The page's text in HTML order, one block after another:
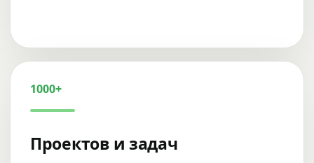
1000+
Проектов и задач